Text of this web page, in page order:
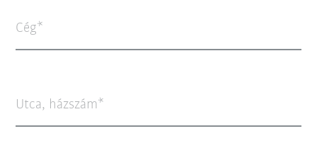
Cég
Utca, házszám